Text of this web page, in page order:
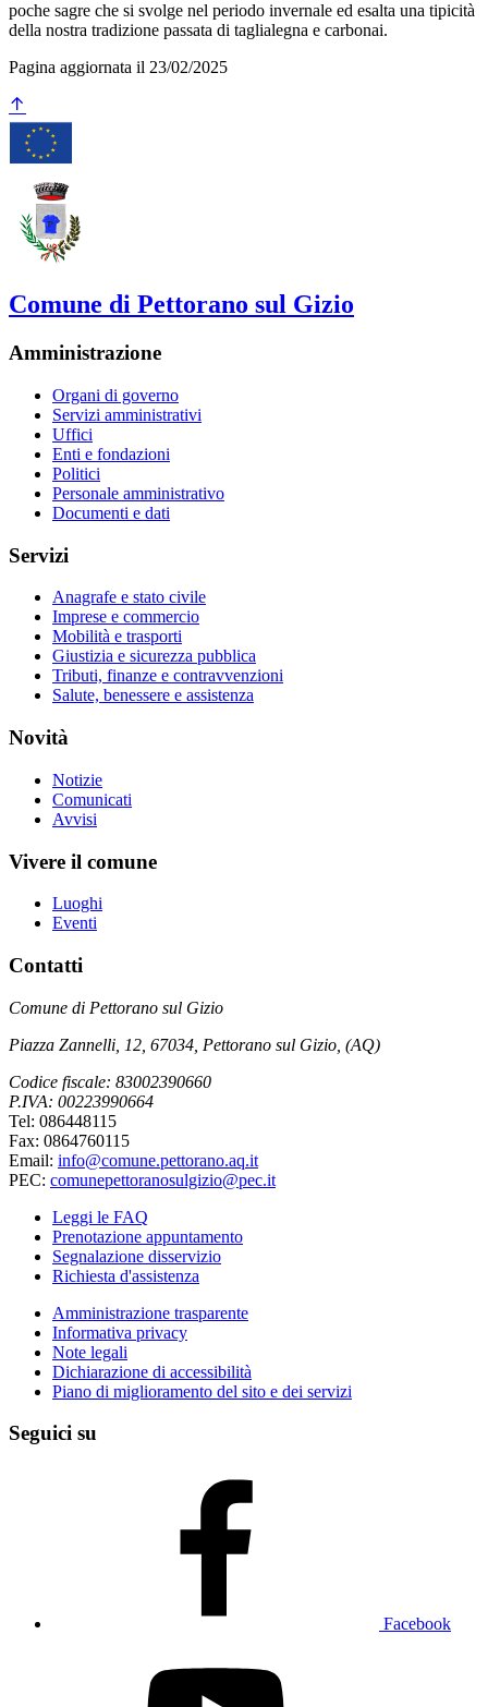
poche sagre che si svolge nel periodo invernale ed esalta una tipicità
della nostra tradizione passata di taglialegna e carbonai.
Pagina aggiornata il 23/02/2025
Comune di Pettorano sul Gizio
Amministrazione
Organi di governo
Servizi amministrativi
Uffici
Enti e fondazioni
Politici
Personale amministrativo
Documenti e dati
Servizi
Anagrafe e stato civile
Imprese e commercio
Mobilità e trasporti
Giustizia e sicurezza pubblica
Tributi, finanze e contravvenzioni
Salute, benessere e assistenza
Novità
Notizie
Comunicati
Avvisi
Vivere il comune
Luoghi
Eventi
Contatti
Comune di Pettorano sul Gizio
Piazza Zannelli, 12, 67034, Pettorano sul Gizio, (AQ)
Codice fiscale: 83002390660
P.IVA: 00223990664
Tel: 086448115
Fax: 0864760115
Email: info@comune.pettorano.aq.it
PEC: comunepettoranosulgizio@pec.it
Leggi le FAQ
Prenotazione appuntamento
Segnalazione disservizio
Richiesta d'assistenza
Amministrazione trasparente
Informativa privacy
Note legali
Dichiarazione di accessibilità
Piano di miglioramento del sito e dei servizi
Seguici su
Facebook